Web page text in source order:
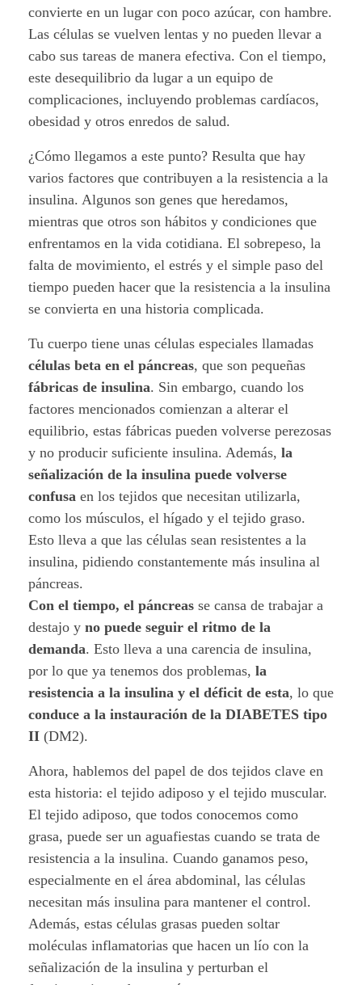
i
s
t
e
r
i
o
s
d
l
a
D
i
a
b
e
t
e
s
t
i
p
o
I
I
?
convierte en un lugar con poco azúcar, con hambre.
Las células se vuelven lentas y no pueden llevar a
cabo sus tareas de manera efectiva. Con el tiempo,
este desequilibrio da lugar a un equipo de
complicaciones, incluyendo problemas cardíacos,
obesidad y otros enredos de salud.
¿Cómo llegamos a este punto? Resulta que hay
varios factores que contribuyen a la resistencia a la
insulina. Algunos son genes que heredamos,
mientras que otros son hábitos y condiciones que
enfrentamos en la vida cotidiana. El sobrepeso, la
falta de movimiento, el estrés y el simple paso del
tiempo pueden hacer que la resistencia a la insulina
se convierta en una historia complicada.
Tu cuerpo tiene unas células especiales llamadas
células beta en el páncreas, que son pequeñas
fábricas de insulina. Sin embargo, cuando los
factores mencionados comienzan a alterar el
equilibrio, estas fábricas pueden volverse perezosas
y no producir suficiente insulina. Además, la
señalización de la insulina puede volverse
confusa en los tejidos que necesitan utilizarla,
como los músculos, el hígado y el tejido graso.
Esto lleva a que las células sean resistentes a la
insulina, pidiendo constantemente más insulina al
páncreas.
Con el tiempo, el páncreas se cansa de trabajar a
destajo y no puede seguir el ritmo de la
demanda. Esto lleva a una carencia de insulina,
por lo que ya tenemos dos problemas, la
resistencia a la insulina y el déficit de esta, lo que
conduce a la instauración de la DIABETES tipo
II (DM2).
Ahora, hablemos del papel de dos tejidos clave en
esta historia: el tejido adiposo y el tejido muscular.
El tejido adiposo, que todos conocemos como
grasa, puede ser un aguafiestas cuando se trata de
resistencia a la insulina. Cuando ganamos peso,
especialmente en el área abdominal, las células
necesitan más insulina para mantener el control.
Además, estas células grasas pueden soltar
moléculas inflamatorias que hacen un lío con la
señalización de la insulina y perturban el